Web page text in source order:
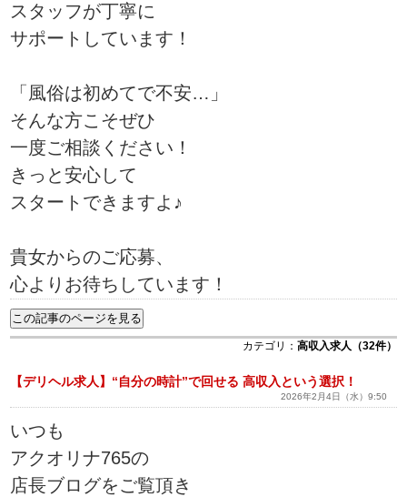
スタッフが丁寧に
サポートしています！
「風俗は初めてで不安…」
そんな方こそぜひ
一度ご相談ください！
きっと安心して
スタートできますよ♪
貴女からのご応募、
心よりお待ちしています！
カテゴリ： 高収入求人（32件）
【デリヘル求人】“自分の時計”で回せる 高収入という選択！
2026年2月4日（水）9:50
いつも
アクオリナ765の
店長ブログをご覧頂き